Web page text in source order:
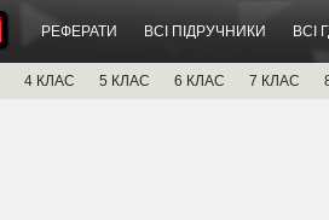
РЕФЕРАТИ ВСІ ПІДРУЧНИКИ ВСІ
4 КЛАС 5 КЛАС 6 КЛАС 7 КЛАС